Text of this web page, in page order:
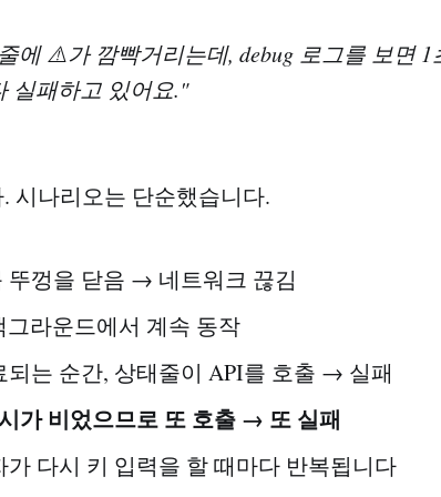
에 ⚠️가 깜빡거리는데, debug 로그를 보면 1
실패하고 있어요."
시나리오는 단순했습니다.
뚜껑을 닫음 → 네트워크 끊김
그라운드에서 계속 동작
되는 순간, 상태줄이 API를 호출 → 실패
가 비었으므로 또 호출 → 또 실패
가 다시 키 입력을 할 때마다 반복됩니다